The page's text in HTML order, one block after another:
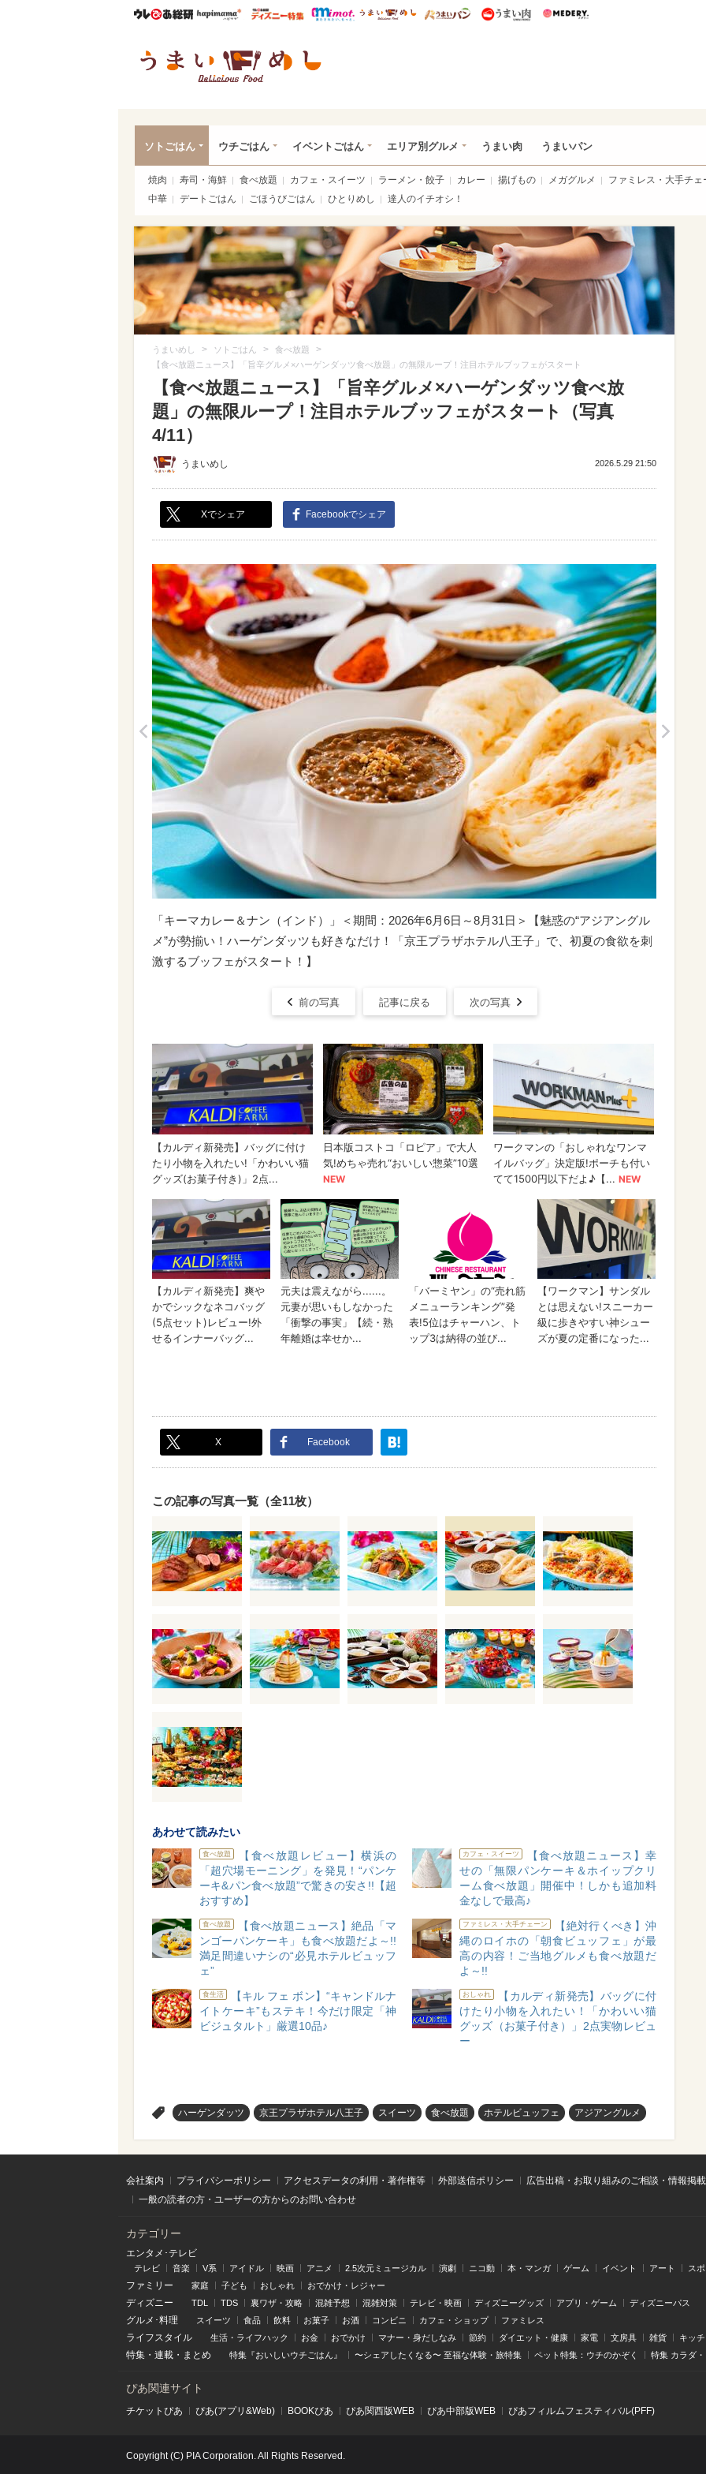
ウレぴあ総研ハピママ* ウレぴあ総研 ディズニー特集
mimot. うまいめし うまいパン うまい肉
ソトごはん ウチごはん イベントごはん エリア別グルメ うまい肉 うまいパン
焼肉 寿司・海鮮 食べ放題 カフェ・スイーツ ラーメン・餃子 カレー 揚げもの メガグルメ
ファミレス・大手チェ
中華
デートごはん ごほうびごはん ひとりめし 達人のイチオシ！
うまいめし > ソトごはん > 食べ放題 >
【食べ放題ニュース】「旨辛グルメ×ハーゲンダッツ食べ放題」の無限ループ！注目ホテルブッフェがスタート
【食べ放題ニュース】「旨辛グルメ×ハーゲンダッツ食べ放
題」の無限ループ！注目ホテルブッフェがスタート（写真
4/11）
うまいめし 2026.5.29 21:50
Xでシェア Facebookでシェア
「​​​キーマカレー＆ナン（インド）」＜期間：2026年6月6日～8月31日＞【魅惑の“アジアングル
メ”が勢揃い！ハーゲンダッツも好きなだけ！「京王プラザホテル八王子」で、初夏の食欲を刺
激するブッフェがスタート！】
前の写真 記事に戻る 次の写真
X Facebook
この記事の写真一覧（全11枚）
あわせて読みたい
食べ放題
【食べ放題レビュー】横浜の
「超穴場モーニング」を発見！“パンケ
ーキ&パン食べ放題”で驚きの安さ!!【超
おすすめ】
カフェ・スイーツ
【食べ放題ニュース】幸
せの「無限パンケーキ＆ホイップクリ
ーム食べ放題」開催中！しかも追加料
金なしで最高♪
食べ放題
【食べ放題ニュース】絶品「マ
ンゴーパンケーキ」も食べ放題だよ～!!
満足間違いナシの“必見ホテルビュッフ
ェ”
ファミレス・大手チェーン
【絶対行くべき】沖
縄のロイホの「朝食ビュッフェ」が最
高の内容！ご当地グルメも食べ放題だ
よ～!!
食生活
【キル フェ ボン】“キャンドルナ
イトケーキ”もステキ！今だけ限定「神
ビジュタルト」厳選10品♪
おしゃれ
【カルディ新発売】バッグに付
けたり小物を入れたい！「かわいい猫
グッズ（お菓子付き）」2点実物レビュ
ー
ハーゲンダッツ 京王プラザホテル八王子 スイーツ 食べ放題 ホテルビュッフェ アジアングルメ
会社案内 プライバシーポリシー アクセスデータの利用・著作権等 外部送信ポリシー
広告出稿・お取り組みのご相談・情報掲
一般の読者の方・ユーザーの方からのお問い合わせ
カテゴリー
エンタメ･テレビ
テレビ 音楽 V系 アイドル 映画 アニメ 2.5次元ミュージカル 演劇 ニコ動 本・マンガ ゲーム イベント アート ス
ファミリー 家庭 子ども おしゃれ おでかけ・レジャー
ディズニー TDL TDS 裏ワザ・攻略 混雑予想 混雑対策 テレビ・映画 ディズニーグッズ アプリ・ゲーム ディズニーパス
グルメ･料理 スイーツ 食品 飲料 お菓子 お酒 コンビニ カフェ・ショップ ファミレス
ライフスタイル 生活・ライフハック お金 おでかけ マナー・身だしなみ 節約 ダイエット・健康 家電 文房具 雑貨 キッ
特集 ・ 連載 ・ まとめ 特集『おいしいウチごはん』 〜シェアしたくなる〜 至福な体験・旅特集 ペット特集：ウチのかぞく 特集 カラダ
ぴあ関連サイト
チケットぴあ ぴあ(アプリ&Web) BOOKぴあ ぴあ関⻄版WEB ぴあ中部版WEB ぴあフィルムフェスティバル(PFF)
Copyright (C) PIA Corporation. All Rights Reserved.